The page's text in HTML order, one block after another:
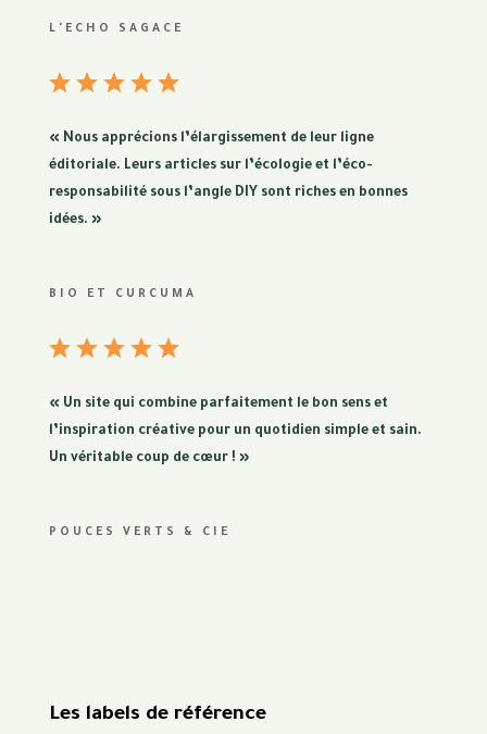
L'ECHO SAGACE
« Nous apprécions l’élargissement de leur ligne
éditoriale. Leurs articles sur l’écologie et l’éco-
responsabilité sous l’angle DIY sont riches en bonnes
idées. »
BIO ET CURCUMA
« Un site qui combine parfaitement le bon sens et
l’inspiration créative pour un quotidien simple et sain.
Un véritable coup de cœur ! »
POUCES VERTS & CIE
Les labels de référence